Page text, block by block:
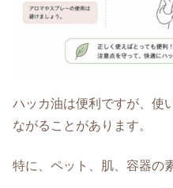
ハッカ油は便利ですが、使
ながることがあります。
特に、ペット、肌、容器の